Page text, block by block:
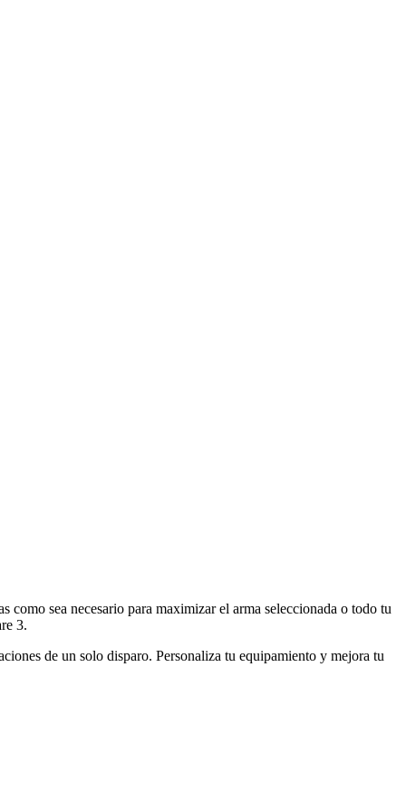
como sea necesario para maximizar el arma seleccionada o todo tu
3.
de un solo disparo. Personaliza tu equipamiento y mejora tu